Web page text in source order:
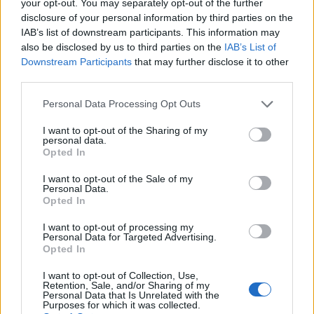
your opt-out. You may separately opt-out of the further
disclosure of your personal information by third parties on the
IAB’s list of downstream participants. This information may
also be disclosed by us to third parties on the IAB’s List of
Downstream Participants that may further disclose it to other
Personal Data Processing Opt Outs
I want to opt-out of the Sharing of my
personal data.
Opted In
I want to opt-out of the Sale of my
Personal Data.
Opted In
I want to opt-out of processing my
Personal Data for Targeted Advertising.
Opted In
I want to opt-out of Collection, Use,
Retention, Sale, and/or Sharing of my
Personal Data that Is Unrelated with the
Purposes for which it was collected.
Οι κυβερνητικοί ισχυρισμοί ότι οι ελληνικές και
τουρκικές Ένοπλες Δυνάμεις δεν θα επιχειρούν στα
χωρικά ύδατα και στον εναέριο χώρο της άλλης
χώρας είναι έωλοι αφού είναι γνωστό πως η Τουρκία
δεν αναγνωρίζει τα διεθνώς αναγνωρισμένα
τις διεκδικήσεις της.
Αυτό υπογραμμίζεται και από τη ΝΟΤΑΜ που
εξέδωσε το τουρκικό κράτος μετά το τραγικό
δυστύχημα στην Κίναρο, με την οποία αμφισβητεί το
δικαίωμα της Ελλάδας να συντονίζει την επιχείρηση
Έρευνας και Διάσωσης στη ζώνη που περικλείει το
FIR Αθηνών.
ΕΡΩΤΩΝΤΑΙ οι κ.κ. Υπουργοί, πώς τοποθετείται η